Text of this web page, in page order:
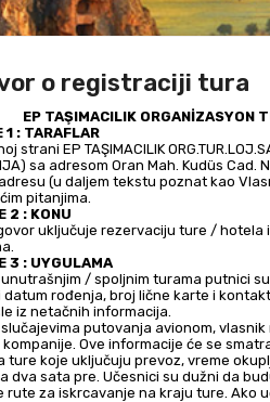
o registraciji tura
EP TAŞIMACILIK ORGANİZASYON
1 : TARAFLAR
sa adresom Oran Mah. Kudüs Cad.
(u daljem tekstu poznat kao
pitanjima.
2 : KONU
3 : UYGULAMA
unutrašnjim / spoljnim turama putnici
datum rođenja, broj lične karte i
iz netačnih informacija.
slučajevima putovanja avionom,
kompanije. Ove informacije će se
ture koje uključuju prevoz, vreme
dva sata pre. Učesnici su dužni da
rute za iskrcavanje na kraju ture. Ako